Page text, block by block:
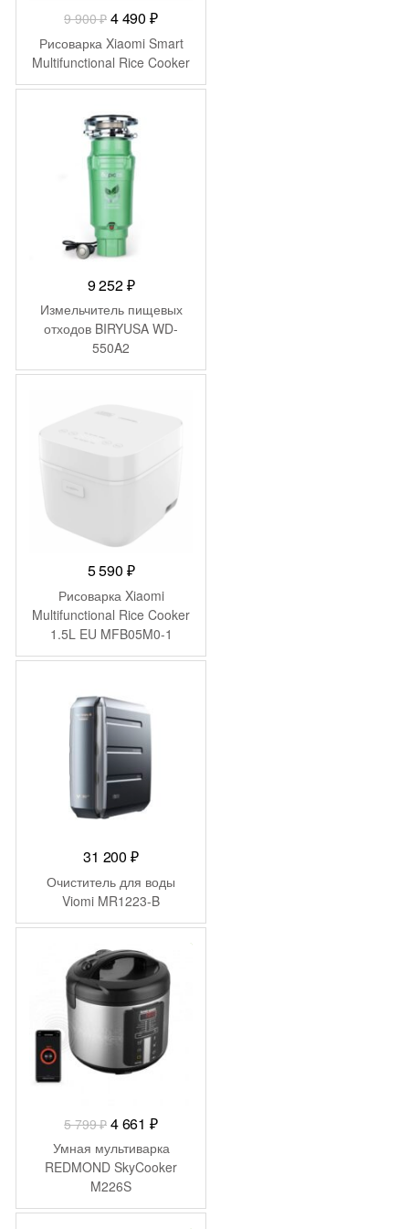
9 900₽ Первоначальная
цена
составляла
9
4 490 ₽Текущая
цена:
4
490 ₽.
Рисоварка Xiaomi Smart
Multifunctional Rice Cooker
9 252₽
Измельчитель пищевых
отходов BIRYUSA WD-
550A2
5 590 ₽
Рисоварка Xiaomi
Multifunctional Rice Cooker
1.5L EU MFB05M0-1
31 200₽
Очиститель для воды
Viomi MR1223-B
-1 138
5 799₽ Первоначальная
цена
составляла
5
799 ₽.
4 661 ₽Текущая
цена:
4
Умная мультиварка
REDMOND SkyCooker
M226S